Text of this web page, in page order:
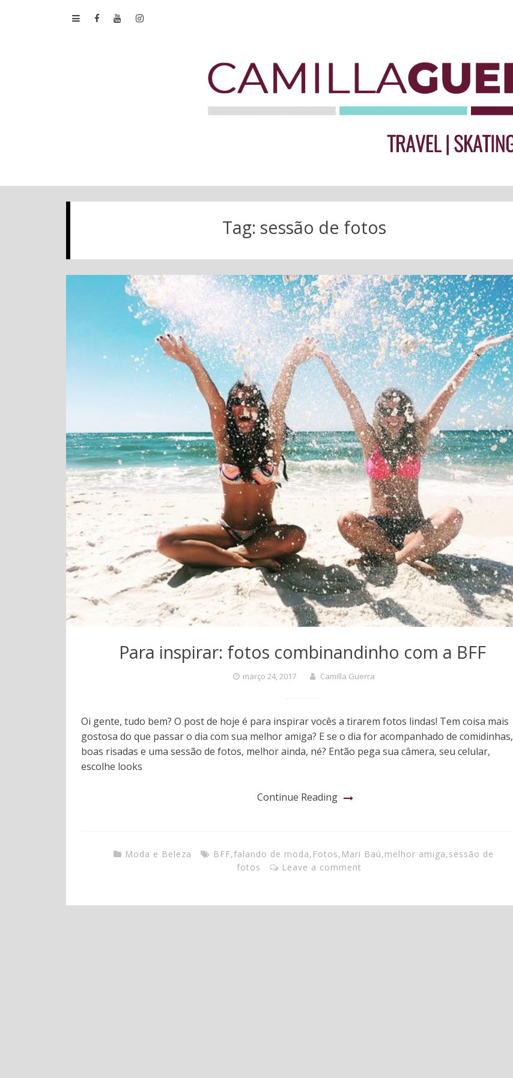
Tag: sessão de fotos
Para inspirar: fotos combinandinho com a BFF
março 24, 2017 Camilla Guerra
Oi gente, tudo bem? O post de hoje é para inspirar vocês a tirarem fotos lindas! Tem coisa mais
gostosa do que passar o dia com sua melhor amiga? E se o dia for acompanhado de comidinhas,
boas risadas e uma sessão de fotos, melhor ainda, né? Então pega sua câmera, seu celular,
escolhe looks
Continue Reading
Moda e Beleza BFF,falando de moda, Fotos, Mari Baú,melhor amiga,sessão de
fotos
Leave a comment